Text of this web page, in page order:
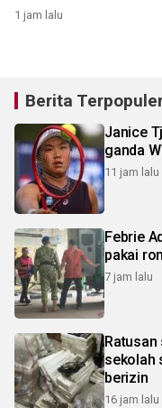
1 jam lalu
Berita
Janice
ganda
11 jam lalu
Febrie
pakai
7 jam lalu
sekolah
berizin
16 jam lalu